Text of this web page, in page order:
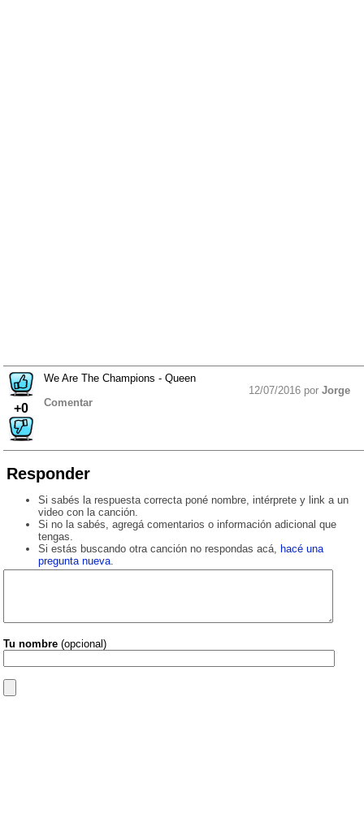
+0
We Are The Champions - Queen
12/07/2016 por Jorge
Comentar
Responder
Si sabés la respuesta correcta poné nombre, intérprete y link a un
video con la canción.
Si no la sabés, agregá comentarios o información adicional que
tengas.
Si estás buscando otra canción no respondas acá, hacé una
pregunta nueva.
Tu nombre (opcional)